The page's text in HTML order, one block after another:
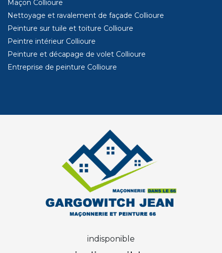
Maçon Collioure
Nettoyage et ravalement de façade Collioure
Peinture sur tuile et toiture Collioure
Peintre intérieur Collioure
Peinture et décapage de volet Collioure
Entreprise de peinture Collioure
indisponible